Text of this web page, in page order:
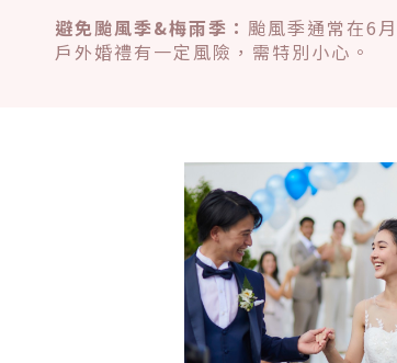
避免颱風季&梅雨季： 颱風季通常在6
戶外婚禮有一定風險，需特別小心。